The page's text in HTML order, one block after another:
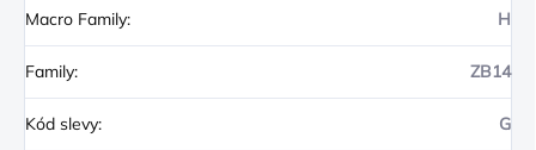
Macro Family: H
Family: ZB14
Kód slevy: G